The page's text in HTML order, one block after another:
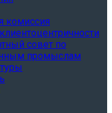
комиссия
совет по
промыслам